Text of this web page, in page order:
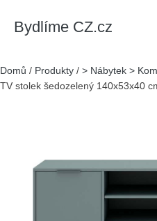
Bydlíme CZ.cz
Domů / Produkty / > Nábytek >
TV stolek šedozelený 140x53x40